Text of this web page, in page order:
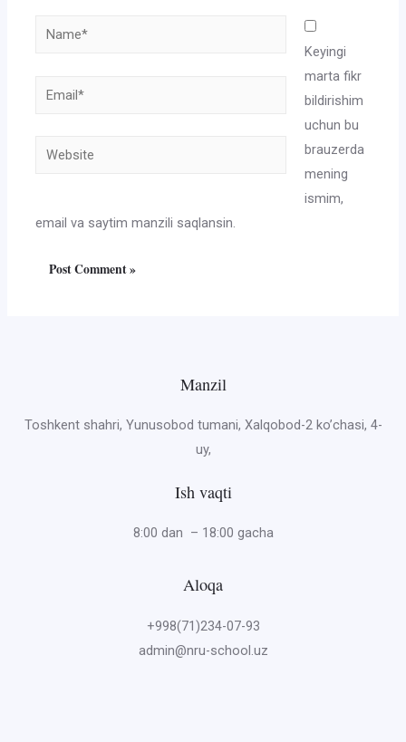
Name*
Email*
Website
Keyingi
marta fikr
bildirishim
uchun bu
brauzerda
mening
ismim,
email va saytim manzili saqlansin.
Manzil
Toshkent shahri, Yunusobod tumani, Xalqobod-2 ko’chasi, 4-
uy,
Ish vaqti
8:00 dan – 18:00 gacha
Aloqa
+998(71)234-07-93
admin@nru-school.uz